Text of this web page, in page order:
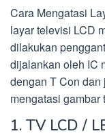
Cara Mengatasi
layar televisi LCD
dilakukan
dijalankan oleh IC
dengan T Con
mengatasi gambar
1. TV LCD /